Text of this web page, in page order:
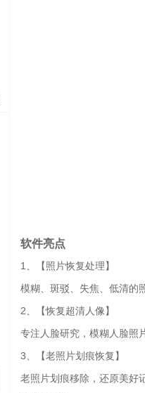
软件亮点
1、【照片恢复处理】
模糊、斑驳、失焦、低清的
2、【恢复超清人像】
专注人脸研究，模糊人脸照
3、【老照片划痕恢复】
老照片划痕移除，还原美好